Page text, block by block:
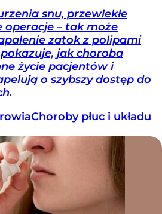
snu, przewlekłe
operacje – tak może
zatok z polipami
jak choroba
życie pacjentów i
o szybszy dostęp do
Choroby płuc i układu